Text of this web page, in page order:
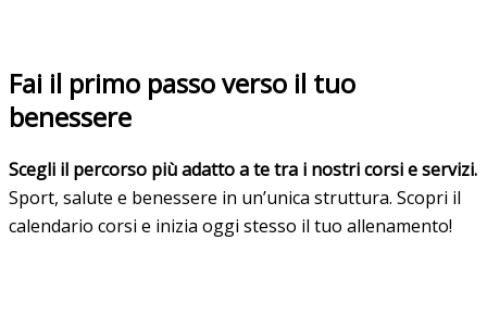
Fai il primo passo verso il tuo
benessere
Scegli il percorso più adatto a te tra i nostri corsi e servizi.
Sport, salute e benessere in un’unica struttura. Scopri il
calendario corsi e inizia oggi stesso il tuo allenamento!